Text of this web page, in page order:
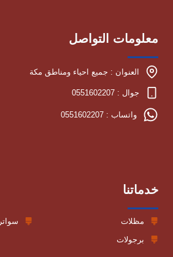
معلومات التواصل
العنوان : جميع احياء ومناطق مكة
جوال : 0551602207
واتساب : 0551602207
خدماتنا
مظلات
سواتر
برجولات